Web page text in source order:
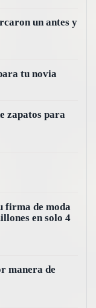
un antes y
tu novia
zapatos para
firma de moda
en solo 4
manera de